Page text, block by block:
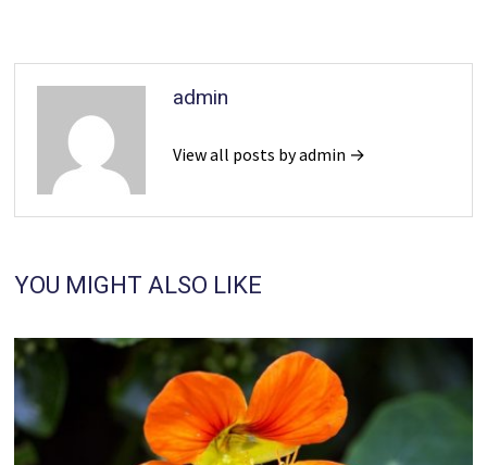
admin
View all posts by admin →
YOU MIGHT ALSO LIKE